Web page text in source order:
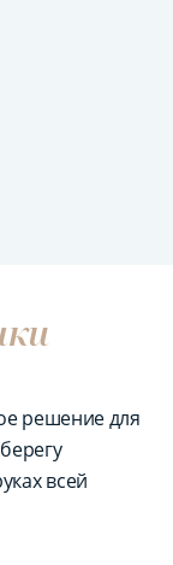
решение для
всей